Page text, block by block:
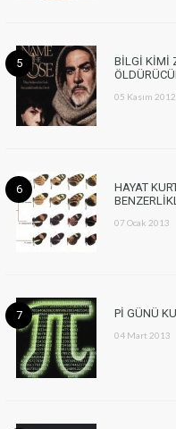
BİLGİ KİMİ
05 Kasım 2012
HAYAT
07 Ocak 2013
Pİ GÜNÜ
04 Mart 2013